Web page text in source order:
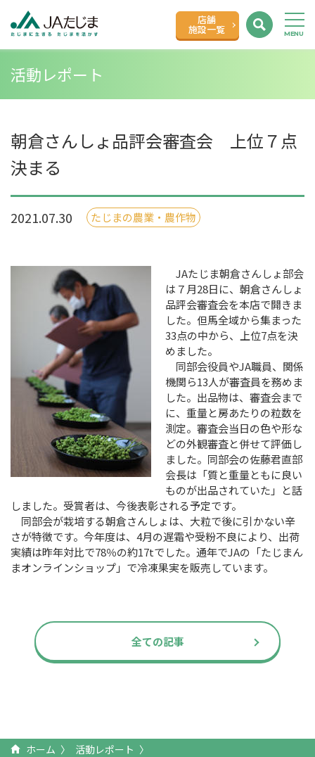
店舗
施設一覧
活動レポート
朝倉さんしょ品評会審査会 上位７点
決まる
2021.07.30 たじまの農業・農作物
JAたじま朝倉さんしょ部会
は７月28日に、朝倉さんしょ
品評会審査会を本店で開きま
した。但馬全域から集まった
33点の中から、上位7点を決
めました。
同部会役員やJA職員、関係
機関ら13人が審査員を務めま
した。出品物は、審査会まで
に、重量と房あたりの粒数を
測定。審査会当日の色や形な
どの外観審査と併せて評価し
ました。同部会の佐藤君直部
会長は「質と重量ともに良い
ものが出品されていた」と話
しました。受賞者は、今後表彰される予定です。
同部会が栽培する朝倉さんしょは、大粒で後に引かない辛
さが特徴です。今年度は、4月の遅霜や受粉不良により、出荷
実績は昨年対比で78％の約17tでした。通年でJAの「たじまん
まオンラインショップ」で冷凍果実を販売しています。
全ての記事
ホーム
活動レポート